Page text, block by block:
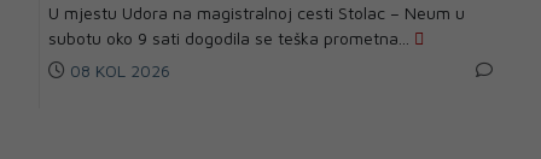
U mjestu Udora na magistralnoj cesti Stolac – Neum u
subotu oko 9 sati dogodila se teška prometna...
08 KOL 2026